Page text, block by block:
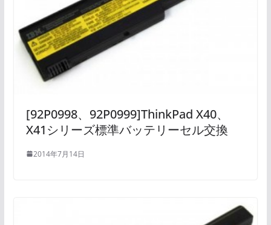
[92P0998、92P0999]ThinkPad X40、
X41シリーズ標準バッテリーセル交換
2014年7月14日